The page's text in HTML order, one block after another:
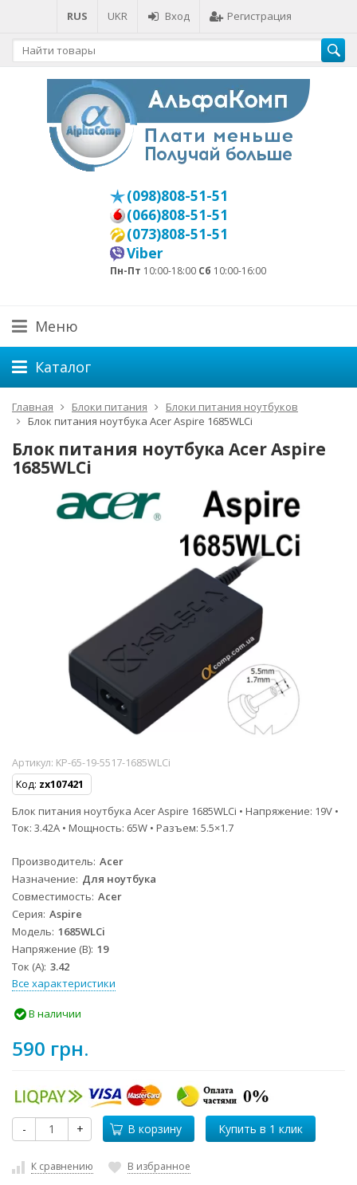
RUS UKR Вход Регистрация
(098)808-51-51
(066)808-51-51
(073)808-51-51
Viber
Пн-Пт 10:00-18:00 Сб 10:00-16:00
Меню
Каталог
Главная Блоки питания
Блоки питания ноутбуков
Блок питания ноутбука Acer Aspire 1685WLCi
Блок питания ноутбука Acer Aspire
1685WLCi
Артикул: KP-65-19-5517-1685WLCi
Код: zx107421
Блок питания ноутбука Acer Aspire 1685WLCi • Напряжение: 19V •
Ток: 3.42A • Мощность: 65W • Разъем: 5.5×1.7
Производитель Acer
Назначение Для ноутбука
Совместимость Acer
Серия Aspire
Модель 1685WLCi
Напряжение (В) 19
Ток (А) 3.42
Все характеристики
В наличии
590 грн.
- + В корзину
К сравнению В избранное